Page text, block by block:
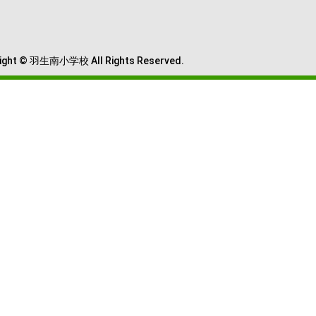
© 羽生南小学校 All Rights Reserved.